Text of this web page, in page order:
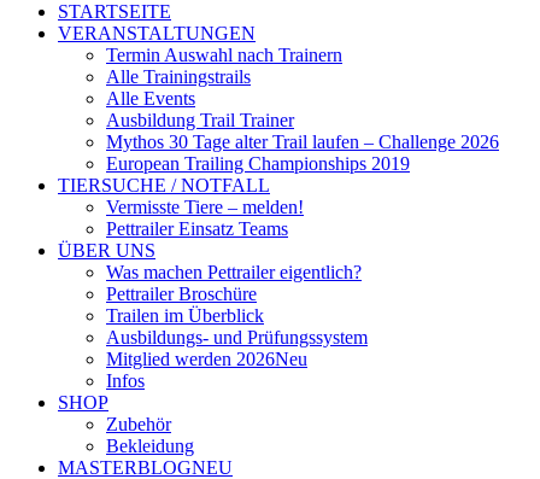
STARTSEITE
VERANSTALTUNGEN
Termin Auswahl nach Trainern
Alle Trainingstrails
Alle Events
Ausbildung Trail Trainer
Mythos 30 Tage alter Trail laufen – Challenge 2026
European Trailing Championships 2019
TIERSUCHE / NOTFALL
Vermisste Tiere – melden!
Pettrailer Einsatz Teams
ÜBER UNS
Was machen Pettrailer eigentlich?
Pettrailer Broschüre
Trailen im Überblick
Ausbildungs- und Prüfungssystem
Mitglied werden 2026Neu
Infos
SHOP
Zubehör
Bekleidung
MASTERBLOGNEU